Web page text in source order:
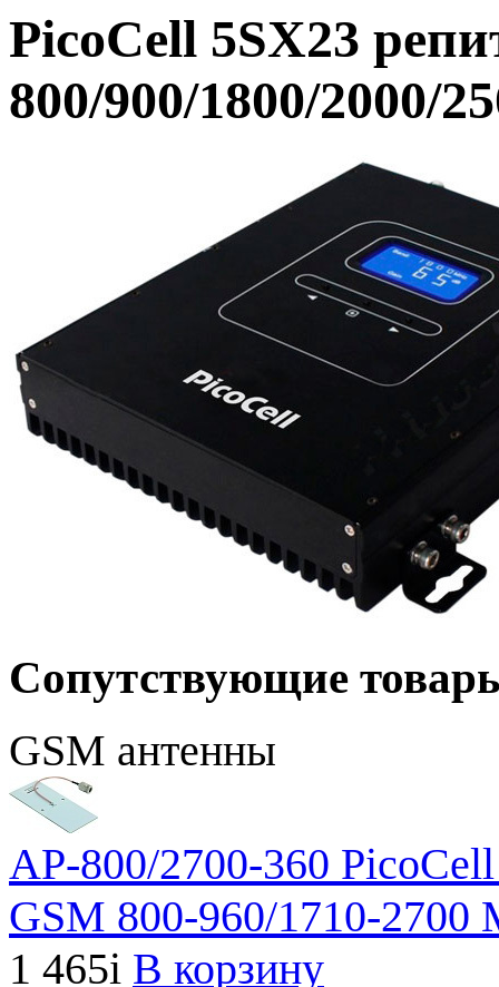
PicoCell 5SX23
800/900/1800/2000/
Сопутствующие
GSM антенны
AP-800/2700-360 PicoCell
GSM 800-960/1710-2700
1 465i В корзину